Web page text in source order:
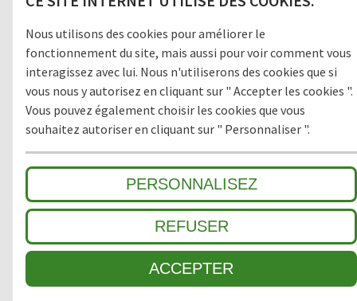
Nous utilisons des cookies pour améliorer le
fonctionnement du site, mais aussi pour voir comment vous
interagissez avec lui. Nous n'utiliserons des cookies que si
vous nous y autorisez en cliquant sur " Accepter les cookies ".
Vous pouvez également choisir les cookies que vous
souhaitez autoriser en cliquant sur " Personnaliser ".
PERSONNALISEZ
REFUSER
ACCEPTER
OUVERT FERMÉ
Environnement
SEC HUMIDE MOUILLÉ
Domaine d'application
À L'EXTÉRIEUR À L'INTÉRIEUR